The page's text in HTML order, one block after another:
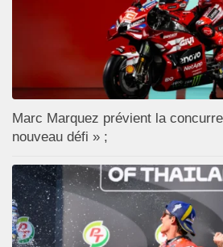
Marc Marquez prévient la
nouveau défi » ;